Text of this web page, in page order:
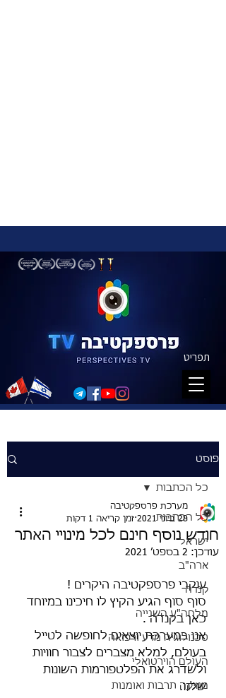
תפריט
פוסט
כל הכתבות
ישראל
ארה"ב
קנדה
מלחה"ע השנייה
טכנולוגיה מדע ורפואה
העולם הוירטואלי
מוזיקה תרבות ואומנות
כל הכתבות
חודש נוסף חינם לכל מינויי האתר
מערכת פרספקטיבה
28 ביוני 2021
זמן קריאה 1 דקות
עודכן: 2 בספט׳ 2021
עוקבי פרספקטיבה היקרים !
סוף סוף הגיע הקיץ לו חיכינו במיוחד
כאן בקנדה .
אנו במערכת יוצאים לחופשה לטייל
בעולם, למלא מצברים לצבור חוויות
ולשדרג את הפלטפורמות השונות
שלנו.